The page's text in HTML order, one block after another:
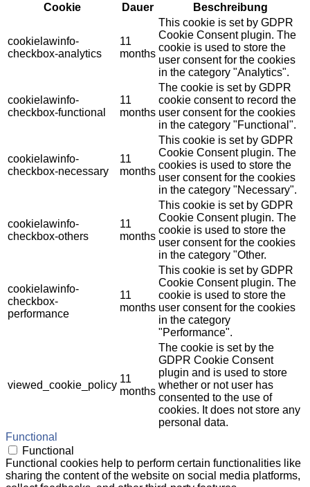
Cookie
Dauer Beschreibung
cookielawinfo-
checkbox-analytics
11
months
This cookie is set by GDPR
Cookie Consent plugin. The
cookie is used to store the
user consent for the cookies
in the category "Analytics".
cookielawinfo-
checkbox-functional
11
months
The cookie is set by GDPR
cookie consent to record the
user consent for the cookies
in the category "Functional".
cookielawinfo-
checkbox-necessary
11
months
This cookie is set by GDPR
Cookie Consent plugin. The
cookies is used to store the
user consent for the cookies
in the category "Necessary".
cookielawinfo-
checkbox-others
11
months
This cookie is set by GDPR
Cookie Consent plugin. The
cookie is used to store the
user consent for the cookies
in the category "Other.
cookielawinfo-
checkbox-
performance
11
months
This cookie is set by GDPR
Cookie Consent plugin. The
cookie is used to store the
user consent for the cookies
in the category
"Performance".
viewed_cookie_policy
11
months
The cookie is set by the
GDPR Cookie Consent
plugin and is used to store
whether or not user has
consented to the use of
cookies. It does not store any
personal data.
Functional
Functional
Functional cookies help to perform certain functionalities like
sharing the content of the website on social media platforms,